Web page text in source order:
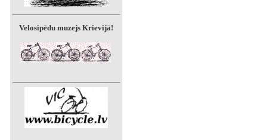
Velosipēdu muzejs Krievijā!